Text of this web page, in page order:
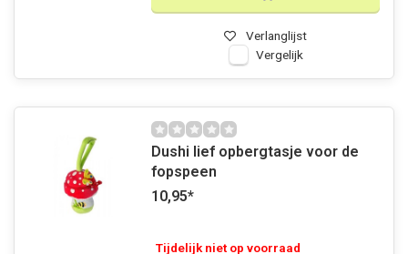
Verlanglijst
Vergelijk
Dushi lief opbergtasje voor de
fopspeen
10,95*
Tijdelijk niet op voorraad